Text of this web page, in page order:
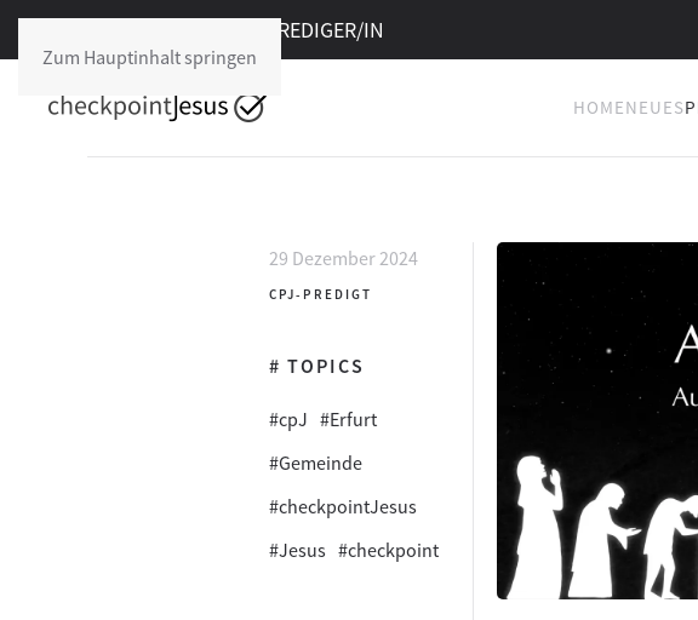
Zum Hauptinhalt springen
PREDIGER/IN
HOMENEUES
29 Dezember 2024
CPJ-PREDIGT
# TOPICS
#cpJ #Erfurt
#Gemeinde
#checkpointJesus
#Jesus #checkpoint